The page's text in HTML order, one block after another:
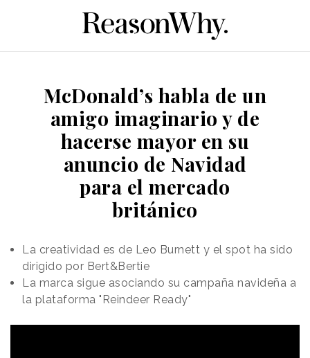
McDonald’s habla de un
amigo imaginario y de
hacerse mayor en su
anuncio de Navidad
para el mercado
británico
La creatividad es de Leo Burnett y el spot ha sido
dirigido por Bert&Bertie
La marca sigue asociando su campaña navideña a
la plataforma "Reindeer Ready"